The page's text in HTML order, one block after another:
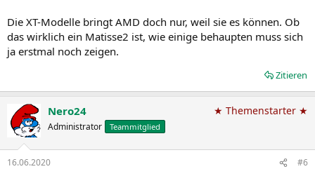
Die XT-Modelle bringt AMD doch nur, weil sie es können. Ob
das wirklich ein Matisse2 ist, wie einige behaupten muss sich
ja erstmal noch zeigen.
Zitieren
Nero24
Administrator Teammitglied
★ Themenstarter ★
16.06.2020 #6